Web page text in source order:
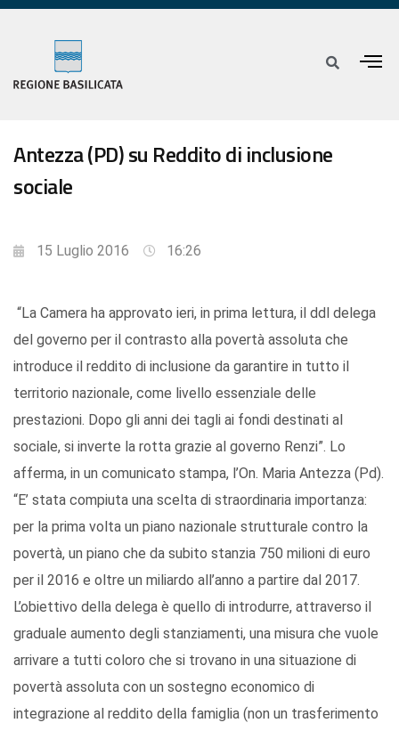
Antezza (PD) su Reddito di inclusione
sociale
15 Luglio 2016 16:26
“La Camera ha approvato ieri, in prima lettura, il ddl delega
del governo per il contrasto alla povertà assoluta che
introduce il reddito di inclusione da garantire in tutto il
territorio nazionale, come livello essenziale delle
prestazioni. Dopo gli anni dei tagli ai fondi destinati al
sociale, si inverte la rotta grazie al governo Renzi”. Lo
afferma, in un comunicato stampa, l’On. Maria Antezza (Pd).
“E’ stata compiuta una scelta di straordinaria importanza:
per la prima volta un piano nazionale strutturale contro la
povertà, un piano che da subito stanzia 750 milioni di euro
per il 2016 e oltre un miliardo all’anno a partire dal 2017.
L’obiettivo della delega è quello di introdurre, attraverso il
graduale aumento degli stanziamenti, una misura che vuole
arrivare a tutti coloro che si trovano in una situazione di
povertà assoluta con un sostegno economico di
integrazione al reddito della famiglia (non un trasferimento